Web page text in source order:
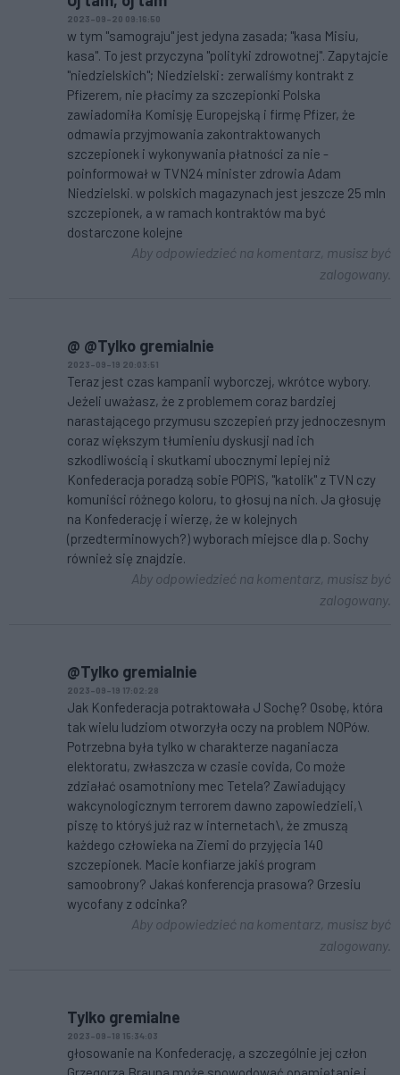
2023-09-20 09:16:50
w tym "samograju" jest jedyna zasada; "kasa Misiu,
kasa". To jest przyczyna "polityki zdrowotnej". Zapytajcie
"niedzielskich"; Niedzielski: zerwaliśmy kontrakt z
Pfizerem, nie płacimy za szczepionki Polska
zawiadomiła Komisję Europejską i firmę Pfizer, że
odmawia przyjmowania zakontraktowanych
szczepionek i wykonywania płatności za nie -
poinformował w TVN24 minister zdrowia Adam
Niedzielski. w polskich magazynach jest jeszcze 25 mln
szczepionek, a w ramach kontraktów ma być
dostarczone kolejne
Aby odpowiedzieć na komentarz, musisz być
zalogowany.
@ @Tylko gremialnie
2023-09-19 20:03:51
Teraz jest czas kampanii wyborczej, wkrótce wybory.
Jeżeli uważasz, że z problemem coraz bardziej
narastającego przymusu szczepień przy jednoczesnym
coraz większym tłumieniu dyskusji nad ich
szkodliwością i skutkami ubocznymi lepiej niż
Konfederacja poradzą sobie POPiS, "katolik" z TVN czy
komuniści różnego koloru, to głosuj na nich. Ja głosuję
na Konfederację i wierzę, że w kolejnych
(przedterminowych?) wyborach miejsce dla p. Sochy
również się znajdzie.
Aby odpowiedzieć na komentarz, musisz być
zalogowany.
@Tylko gremialnie
2023-09-19 17:02:28
Jak Konfederacja potraktowała J Sochę? Osobę, która
tak wielu ludziom otworzyła oczy na problem NOPów.
Potrzebna była tylko w charakterze naganiacza
elektoratu, zwłaszcza w czasie covida, Co może
zdziałać osamotniony mec Tetela? Zawiadujący
wakcynologicznym terrorem dawno zapowiedzieli,\
piszę to któryś już raz w internetach\, że zmuszą
każdego człowieka na Ziemi do przyjęcia 140
szczepionek. Macie konfiarze jakiś program
samoobrony? Jakaś konferencja prasowa? Grzesiu
wycofany z odcinka?
Aby odpowiedzieć na komentarz, musisz być
zalogowany.
Tylko gremialne
2023-09-18 15:34:03
głosowanie na Konfederację, a szczególnie jej człon